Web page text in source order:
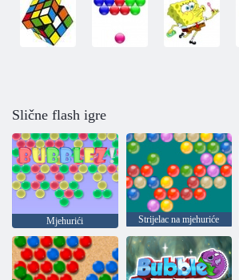
Slične flash igre
Mjehurići Strijelac na mjehuriće